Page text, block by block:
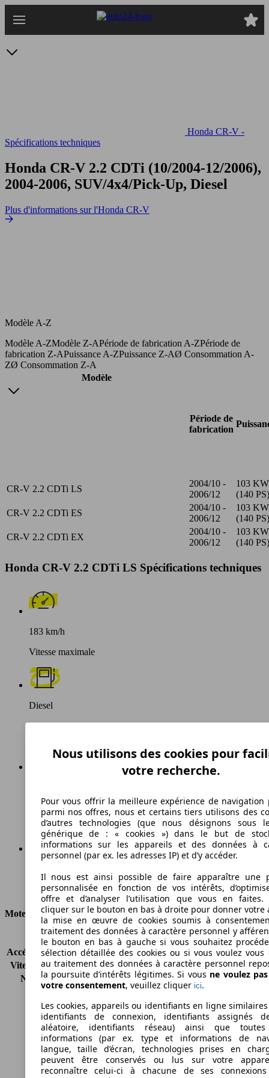
au
Honda CR-V -
Spécifications techniques
Honda CR-V 2.2 CDTi (10/2004-12/2006),
2004-2006, SUV/4x4/Pick-Up, Diesel
Plus d'informations sur l'Honda CR-V
Modèle A-Z
Modèle A-ZModèle Z-APériode de fabrication A-ZPériode de
fabrication Z-APuissance A-ZPuissance Z-AØ Consommation A-
ZØ Consommation Z-A
Modèle
Période de
fabrication
CR-V 2.2 CDTi LS
2004/10 -
2006/12
103 KW
(140 PS)
CR-V 2.2 CDTi ES
2004/10 -
2006/12
103 KW
(140 PS)
CR-V 2.2 CDTi EX
2004/10 -
2006/12
103 KW
(140 PS)
Honda CR-V 2.2 CDTi LS Spécifications techniques
183 km/h
Vitesse maximale
Diesel
Carburant
Émissions de CO2 (combinées)*
Consommation
Moteur et Puissance
KW (CH)
103 kW (140 PS)
Accélération (0-100 km/h) 10.6s
Vitesse maximale (km/h)
183 km/h
Nombre de vitesses
6
Couple
340 nm
Cylindrée
2204 ccm
Carburant
Diesel
Cylindres
4
Transmission
Boîte manuelle
Type de traction
4 roues permanent
Nous utilisons des cookies pour
votre recherche.
Pour vous offrir la meilleure expérience de navigation
parmi nos offres, nous et certains tiers utilisons des
d’autres technologies (que nous désignons sous
générique de : « cookies ») dans le but de
informations sur les appareils et des données à
personnel (par ex. les adresses IP) et d’y accéder.
Il nous est ainsi possible de faire apparaître une
personnalisée en fonction de vos intérêts,
offre et d’analyser l’utilisation que vous en faites.
cliquer sur le bouton en bas à droite pour donner votre
la mise en œuvre de cookies soumis à
traitement des données à caractère personnel y
le bouton en bas à gauche si vous souhaitez
sélection détaillée des cookies ou si vous voulez vous
au traitement des données à caractère personnel
la poursuite d’intérêts légitimes. Si vous ne voulez
votre consentement, veuillez cliquer ici.
Les cookies, appareils ou identifiants en ligne
identifiants de connexion, identifiants assignés
aléatoire, identifiants réseau) ainsi que
informations (par ex. type et informations de
langue, taille d’écran, technologies prises en
peuvent être conservés ou lus sur votre
reconnaître celui-ci à chacune de ses